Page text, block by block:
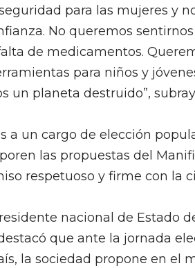
para las mujeres y
No queremos
de medicamentos.
para niños y
un planeta destruido”,
a un cargo de elección
las propuestas del
respetuoso y firme con la
nacional de Estado
que ante la jornada
la sociedad propone en el